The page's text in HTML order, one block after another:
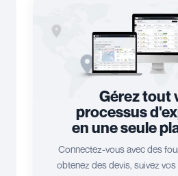
Gérez tout
processus
en une seule
Connectez-vous avec des
obtenez des devis, suivez